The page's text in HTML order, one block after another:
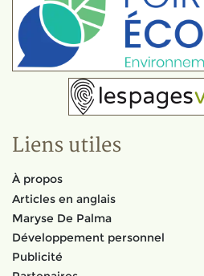
Liens utiles
À propos
Articles en anglais
Maryse De Palma
Développement personnel
Publicité